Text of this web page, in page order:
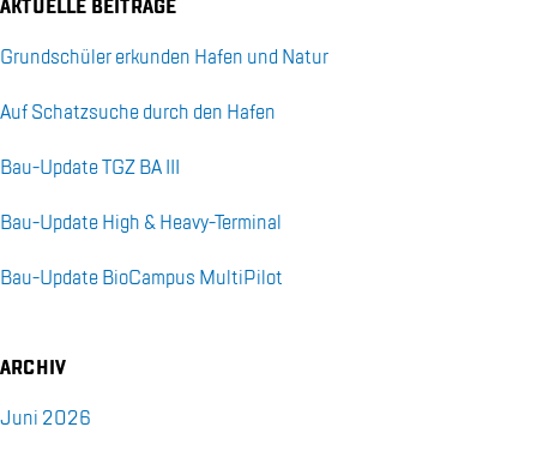
AK­TU­EL­LE BEI­TRÄ­GE
Grund­schü­ler er­kun­den Ha­fen und Na­tur
Auf Schatz­su­che durch den Ha­fen
Bau-Up­date TGZ BA III
Bau-Up­date High & Hea­vy-Ter­mi­nal
Bau-Up­date Bio­Cam­pus Mul­ti­Pi­lot
AR­CHIV
Juni 2026